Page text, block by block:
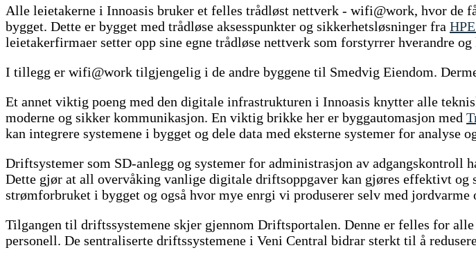
Alle leietakerne i Innoasis bruker et felles trådløst nettverk - wifi@work, hvor de
bygget. Dette er bygget med trådløse aksesspunkter og sikkerhetsløsninger fra
leietakerfirmaer setter opp sine egne trådløse nettverk som forstyrrer hverandre
I tillegg er wifi@work tilgjengelig i de andre byggene til Smedvig Eiendom.
Et annet viktig poeng med den digitale infrastrukturen i Innoasis knytter alle
moderne og sikker kommunikasjon. En viktig brikke her er byggautomasjon med
kan integrere systemene i bygget og dele data med eksterne systemer for analyse
Driftsystemer som SD-anlegg og systemer for administrasjon av
Dette gjør at all overvåking vanlige digitale driftsoppgaver kan gjøres effektivt
strømforbruket i bygget og også hvor mye enrgi vi produserer selv med jordvarme
Tilgangen til driftssystemene skjer gjennom Driftsportalen. Denne er felles for
personell. De sentraliserte driftssystemene i Veni Central bidrar sterkt til å